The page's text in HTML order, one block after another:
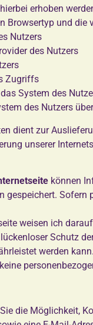
erhoben
Browsertyp und die
Nutzers
des Nutzers
Zugriffs
System des
des Nutzers
dient zur
unserer
können
gespeichert.
weisen ich
Schutz
werden
die Möglichkeit,